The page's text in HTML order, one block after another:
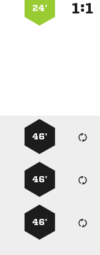
:
24’
46’
46’
46’